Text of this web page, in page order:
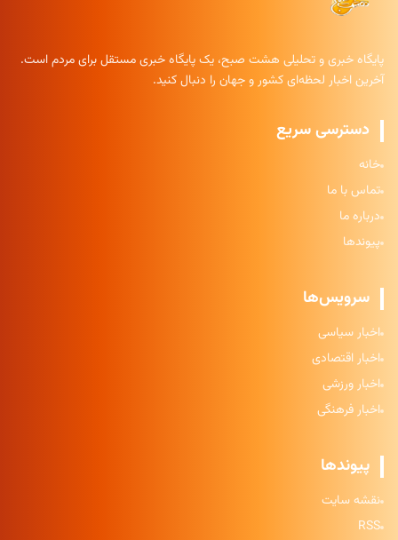
پایگاه خبری و تحلیلی هشت صبح، یک پایگاه خبری مستقل برای مردم است.
آخرین اخبار لحظه‌ای کشور و جهان را دنبال کنید.
دسترسی سریع
خانه
تماس با ما
درباره ما
پیوندها
سرویس‌ها
اخبار سیاسی
اخبار اقتصادی
اخبار ورزشی
اخبار فرهنگی
پیوندها
نقشه سایت
RSS